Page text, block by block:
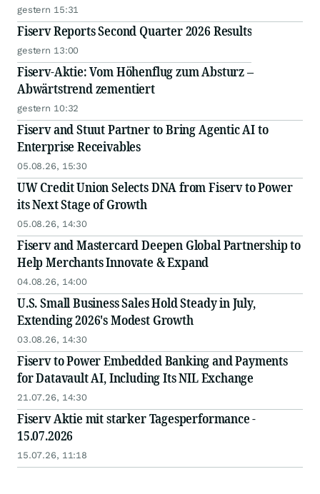
gestern 15:31
Fiserv Reports Second Quarter 2026 Results
gestern 13:00
Fiserv-Aktie: Vom Höhenflug zum Absturz –
Abwärtstrend zementiert
gestern 10:32
Fiserv and Stuut Partner to Bring Agentic AI to
Enterprise Receivables
05.08.26, 15:30
UW Credit Union Selects DNA from Fiserv to Power
its Next Stage of Growth
05.08.26, 14:30
Fiserv and Mastercard Deepen Global Partnership to
Help Merchants Innovate & Expand
04.08.26, 14:00
U.S. Small Business Sales Hold Steady in July,
Extending 2026's Modest Growth
03.08.26, 14:30
Fiserv to Power Embedded Banking and Payments
for Datavault AI, Including Its NIL Exchange
21.07.26, 14:30
Fiserv Aktie mit starker Tagesperformance -
15.07.2026
15.07.26, 11:18